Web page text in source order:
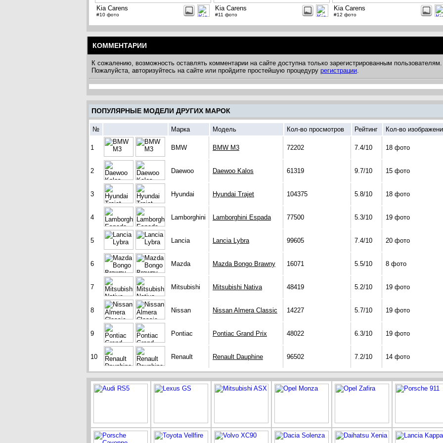
Kia Carens
#10 фото
Kia Carens
#11 фото
Kia Carens
#12 фото
КОММЕНТАРИИ
К сожалению, возможность оставлять комментарии на сайте доступна только зарегистрированным пользователям.
Пожалуйста, авторизуйтесь на сайте или пройдите простейшую процедуру регистрации.
ПОПУЛЯРНЫЕ МОДЕЛИ ДРУГИХ МАРОК
№ Марка Модель Кол-во просмотров Рейтинг Кол-во
1 BMW BMW M3 72202 7.4/10 18 фото
2 Daewoo Daewoo Kalos 61319 9.7/10 15 фото
3 Hyundai Hyundai Trajet 104375 5.8/10 18 фото
4 Lamborghini Lamborghini Espada 77500 5.3/10 19 фото
5 Lancia Lancia Lybra 99605 7.4/10 20 фото
6 Mazda Mazda Bongo Brawny 16071 5.5/10 8 фото
7 Mitsubishi Mitsubishi Nativa 48419 5.2/10 19 фото
8 Nissan Nissan Almera Classic 14227 5.7/10 19 фото
9 Pontiac Pontiac Grand Prix 48022 6.3/10 19 фото
10 Renault Renault Dauphine 96502 7.2/10 14 фото